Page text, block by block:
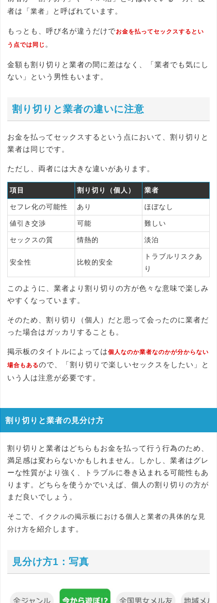
者は「業者 」と呼ばれています。
もっとも、呼び名が違うだけでお金を払ってセックスするとい
う点では同じ 。
金額も割り切りと業者の間に差はなく、「業者でも気にし
ない」という男性もいます。
割り切りと業者の違いに注意
お金を払ってセックスするという点において、割り切りと
業者は同じです。
ただし、両者には大きな違いがあります。
項目 割り切り（個人） 業者
セフレ化の可能性 あり ほぼなし
値引き交渉 可能 難しい
セックスの質 情熱的 淡泊
安全性 比較的安全
トラブルリスクあ
り
このように、業者より割り切りの方が色々な意味で楽しみ
やすくなっています。
そのため、割り切り（個人）だと思って会ったのに業者だ
った場合はガッカリすることも。
掲示板のタイトルによっては個人なのか業者なのかが分からない
場合もあるので、「割り切りで楽しいセックスをしたい」と
いう人は注意が必要です。
割り切りと業者の見分け方
割り切りと業者はどちらもお金を払って行う行為のため、
満足感は変わらないかもしれません。しかし、業者はグレ
ーな性質がより強く、トラブルに巻き込まれる可能性もあ
ります。どちらを使うかでいえば、個人の割り切りの方が
まだ良いでしょう。
そこで、 イククルの掲示板における個人と業者の具体的な見
分け方を紹介します。
見分け方1：写真